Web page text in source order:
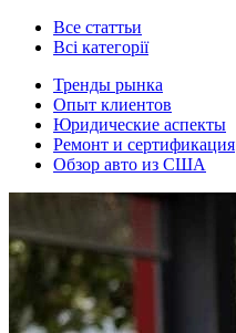
Все статтьи
Всі категорії
Тренды рынка
Опыт клиентов
Юридические аспекты
Ремонт и сертификация
Обзор авто из США